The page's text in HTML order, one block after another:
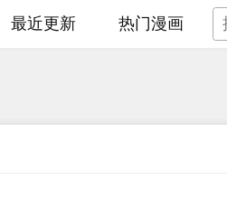
最近更新 热门漫画